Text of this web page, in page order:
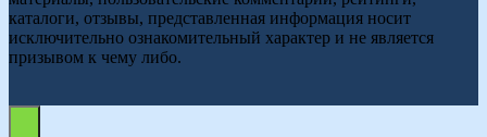
каталоги, отзывы, представленная информация носит
исключительно ознакомительный характер и не является
призывом к чему либо.